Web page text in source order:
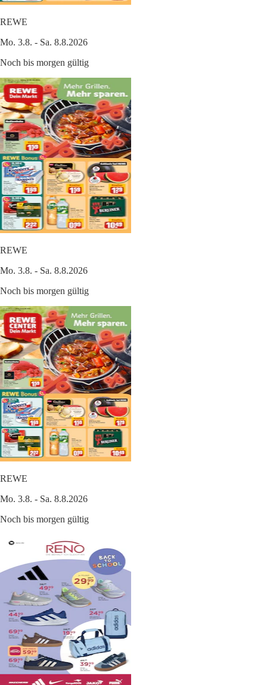
REWE
Mo. 3.8. - Sa. 8.8.2026
Noch bis morgen gültig
REWE
Mo. 3.8. - Sa. 8.8.2026
Noch bis morgen gültig
REWE
Mo. 3.8. - Sa. 8.8.2026
Noch bis morgen gültig